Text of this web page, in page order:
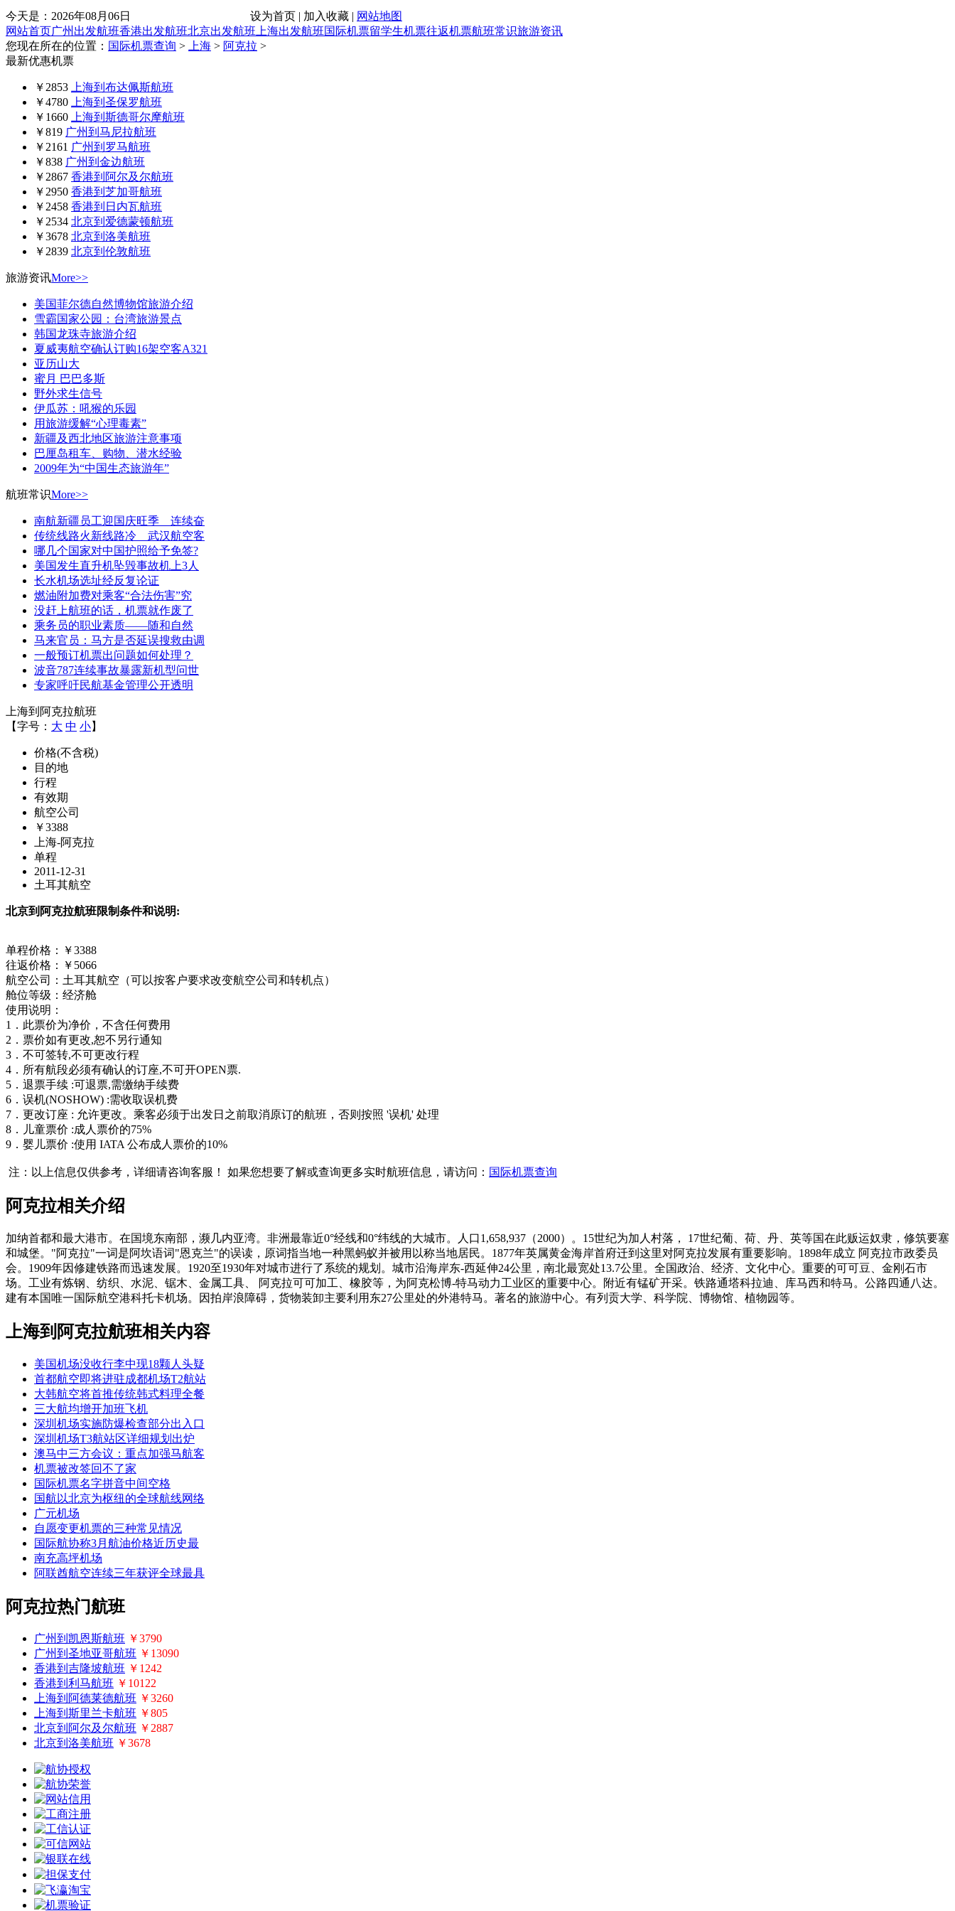
今天是： 2026年08月06日 设为首页 | 加入收藏 | 网站地图
网站首页广州出发航班香港出发航班北京出发航班 上海出发航班国际机票留学生机票往返机票航班常识旅游资讯
您现在所在的位置： 国际机票查询 > 上海 > 阿克拉 >
最新优惠机票
￥2853
上海到布达佩斯航班
￥4780
上海到圣保罗航班
￥1660
上海到斯德哥尔摩航班
￥819 广州到马尼拉航班
￥2161 广州到罗马航班
￥838 广州到金边航班
￥2867 香港到阿尔及尔航班
￥2950 香港到芝加哥航班
￥2458 香港到日内瓦航班
￥2534 北京到爱德蒙顿航班
￥3678 北京到洛美航班
￥2839 北京到伦敦航班
旅游资讯More>>
美国菲尔德自然博物馆旅游介绍
雪霸国家公园：台湾旅游景点
韩国龙珠寺旅游介绍
夏威夷航空确认订购16架空客A321
亚历山大
蜜月 巴巴多斯
野外求生信号
伊瓜苏：吼猴的乐园
用旅游缓解“心理毒素”
新疆及西北地区旅游注意事项
巴厘岛租车、购物、潜水经验
2009年为“中国生态旅游年”
航班常识More>>
南航新疆员工迎国庆旺季 连续奋
传统线路火新线路冷 武汉航空客
哪几个国家对中国护照给予免签?
美国发生直升机坠毁事故机上3人
长水机场选址经反复论证
燃油附加费对乘客“合法伤害”究
没赶上航班的话，机票就作废了
乘务员的职业素质——随和自然
马来官员：马方是否延误搜救由调
一般预订机票出问题如何处理？
波音787连续事故暴露新机型问世
专家呼吁民航基金管理公开透明
上海到阿克拉航班
【字号： 大 中 小】
价格(不含税)
目的地
行程
有效期
航空公司
￥3388
上海-阿克拉
单程
2011-12-31
土耳其航空
北京到阿克拉航班限制条件和说明:
单程价格：￥3388
往返价格：￥5066
航空公司：土耳其航空（可以按客户要求改变航空公司和转机点）
舱位等级：经济舱
使用说明：
1．此票价为净价，不含任何费用
2．票价如有更改,恕不另行通知
3．不可签转,不可更改行程
4．所有航段必须有确认的订座,不可开OPEN票.
5．退票手续 :可退票,需缴纳手续费
6．误机(NOSHOW) :需收取误机费
7．更改订座 : 允许更改。乘客必须于出发日之前取消原订的航班，否则按照 '误机' 处理
8．儿童票价 :成人票价的75%
9．婴儿票价 :使用 IATA 公布成人票价的10%
注：以上信息仅供参考，详细请咨询客服！ 如果您想要了解或查询更多实时航班信息，请访问： 国际机票查询
阿克拉相关介绍
加纳首都和最大港市。在国境东南部，濒几内亚湾。非洲最靠近0°经线和0°纬线的大城市。人口1,658,937（2000）。15世纪为加人村落， 17世纪葡、荷、丹、英等国在此贩运奴隶，修筑要塞
和城堡。"阿克拉"一词是阿坎语词"恩克兰"的误读，原词指当地一种黑蚂蚁并被用以称当地居民。1877年英属黄金海岸首府迁到这里对阿克拉发展有重要影响。1898年成立 阿克拉市政委员
会。1909年因修建铁路而迅速发展。1920至1930年对城市进行了系统的规划。城市沿海岸东-西延伸24公里，南北最宽处13.7公里。全国政治、经济、文化中心。重要的可可豆、金刚石市
场。工业有炼钢、纺织、水泥、锯木、金属工具、 阿克拉可可加工、橡胶等，为阿克松博-特马动力工业区的重要中心。附近有锰矿开采。铁路通塔科拉迪、库马西和特马。公路四通八达。
建有本国唯一国际航空港科托卡机场。因拍岸浪障碍，货物装卸主要利用东27公里处的外港特马。著名的旅游中心。有列贡大学、科学院、博物馆、植物园等。
上海到阿克拉航班相关内容
美国机场没收行李中现18颗人头疑
首都航空即将进驻成都机场T2航站
大韩航空将首推传统韩式料理全餐
三大航均增开加班飞机
深圳机场实施防爆检查部分出入口
深圳机场T3航站区详细规划出炉
澳马中三方会议：重点加强马航客
机票被改签回不了家
国际机票名字拼音中间空格
国航以北京为枢纽的全球航线网络
广元机场
自愿变更机票的三种常见情况
国际航协称3月航油价格近历史最
南充高坪机场
阿联酋航空连续三年获评全球最具
阿克拉热门航班
广州到凯恩斯航班 ￥3790
广州到圣地亚哥航班 ￥13090
香港到吉隆坡航班 ￥1242
香港到利马航班 ￥10122
上海到阿德莱德航班 ￥3260
上海到斯里兰卡航班 ￥805
北京到阿尔及尔航班 ￥2887
北京到洛美航班 ￥3678